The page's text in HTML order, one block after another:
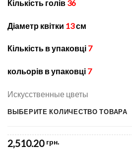
Кількість голів 36
Діаметр квітки 13см
Кількість в упаковці 7
кольорів в упаковці 7
Искусственные цветы
ВЫБЕРИТЕ КОЛИЧЕСТВО ТОВАРА
2,510.20 грн.